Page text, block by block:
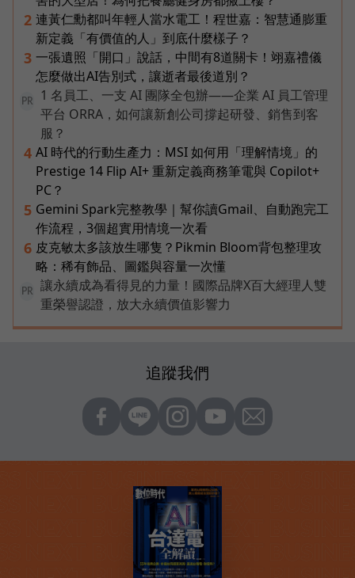
2 連黃仁勳都叫年輕人當水電工！程世嘉：智慧通膨重
新定義「有價值的人」到底什麼樣子？
3 一張遺照「開口」說話，中間有8道關卡！翊嘉禮儀
怎麼做出AI告別式，讓逝者最後道別？
PR
1 名員工、一支 AI 團隊全包辦——企業 AI 員工管理
平台 ORRA，如何讓新創公司撐起研發、銷售到客
服？
4 AI 時代的行動生產力：MSI 如何用「理解情境」的
Prestige 14 Flip AI+ 重新定義商務筆電與 Copilot+
PC？
5 Gemini Spark完整教學｜幫你讀Gmail、自動跑完工
作流程，3個超實用情境一次看
6 皮克敏太多該放生哪隻？Pikmin Bloom背包整理攻
略：稀有飾品、圖鑑與容量一次懂
PR
讓永續成為看得見的力量！國際品牌X百大經理人雙
重榮譽認證，放大永續價值影響力
追蹤我們